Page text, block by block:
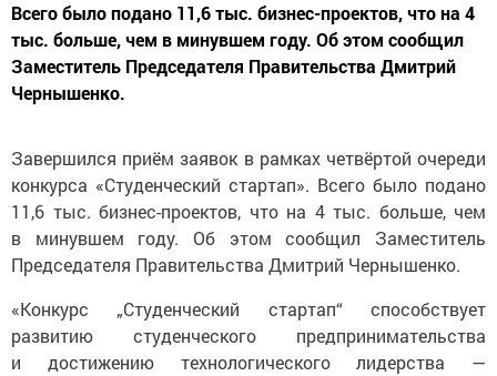
Всего было подано 11,6 тыс. бизнес-проектов, что на 4
тыс. больше, чем в минувшем году. Об этом сообщил
Заместитель Председателя Правительства Дмитрий
Чернышенко.
Завершился приём заявок в рамках четвёртой очереди
конкурса «Студенческий стартап». Всего было подано
11,6 тыс. бизнес-проектов, что на 4 тыс. больше, чем
в минувшем году. Об этом сообщил Заместитель
Председателя Правительства Дмитрий Чернышенко.
«Конкурс „Студенческий стартап“ способствует
развитию студенческого предпринимательства
и достижению технологического лидерства —